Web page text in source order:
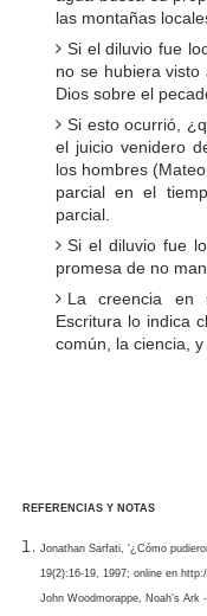
las montañas
Si el diluvio fue
no se hubiera
Dios sobre el
Si esto ocurrió,
el juicio venidero
los hombres
parcial en el
parcial.
Si el diluvio fue
promesa de no
La creencia en
Escritura lo indica
común, la ciencia, y
REFERENCIAS Y NOTAS
Jonathan Sarfati, '¿Cómo
19(2):16-19, 1997; online en
John Woodmorappe, Noah's Ark